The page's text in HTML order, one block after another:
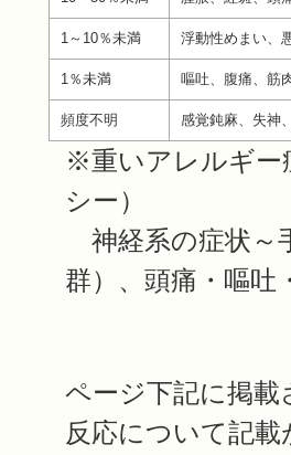
1～10％未満 浮動性めまい、
1％未満 嘔吐、腹痛、筋
頻度不明 感覚鈍麻、失神
※重いアレルギー
シー）
神経系の症状～
群）、頭痛・嘔吐
ページ下記に掲
反応について記